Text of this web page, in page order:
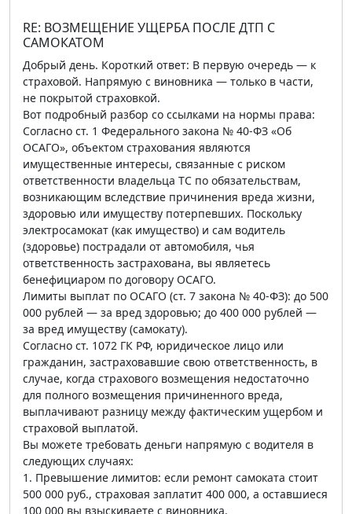
RE: ВОЗМЕЩЕНИЕ УЩЕРБА ПОСЛЕ ДТП С
САМОКАТОМ
Добрый день. Короткий ответ: В первую очередь — к
страховой. Напрямую с виновника — только в части,
не покрытой страховкой.
Вот подробный разбор со ссылками на нормы права:
Согласно ст. 1 Федерального закона № 40-ФЗ «Об
ОСАГО», объектом страхования являются
имущественные интересы, связанные с риском
ответственности владельца ТС по обязательствам,
возникающим вследствие причинения вреда жизни,
здоровью или имуществу потерпевших. Поскольку
электросамокат (как имущество) и сам водитель
(здоровье) пострадали от автомобиля, чья
ответственность застрахована, вы являетесь
бенефициаром по договору ОСАГО.
Лимиты выплат по ОСАГО (ст. 7 закона № 40-ФЗ): до 500
000 рублей — за вред здоровью; до 400 000 рублей —
за вред имуществу (самокату).
Согласно ст. 1072 ГК РФ, юридическое лицо или
гражданин, застраховавшие свою ответственность, в
случае, когда страхового возмещения недостаточно
для полного возмещения причиненного вреда,
выплачивают разницу между фактическим ущербом и
страховой выплатой.
Вы можете требовать деньги напрямую с водителя в
следующих случаях:
1. Превышение лимитов: если ремонт самоката стоит
500 000 руб., страховая заплатит 400 000, а оставшиеся
100 000 вы взыскиваете с виновника.